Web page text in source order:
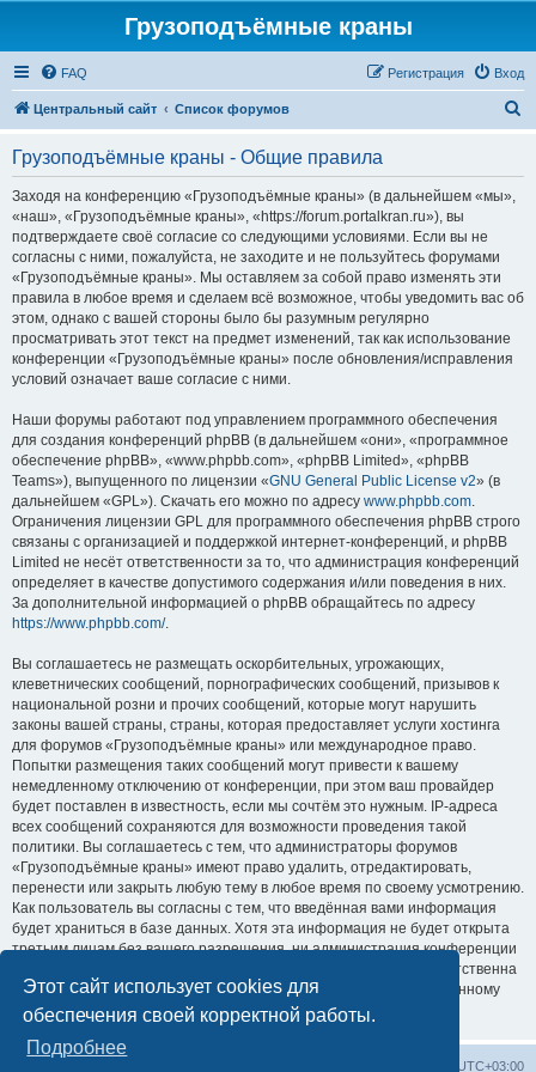
Этот сайт использует cookies для
обеспечения своей корректной работы.
Подробнее
Грузоподъёмные краны
FAQ Вход
Регистрация
Центральный сайт Список форумов
Грузоподъёмные краны - Общие правила
Заходя на конференцию «Грузоподъёмные краны» (в дальнейшем «мы»,
«наш», «Грузоподъёмные краны», «https://forum.portalkran.ru»), вы
подтверждаете своё согласие со следующими условиями. Если вы не
согласны с ними, пожалуйста, не заходите и не пользуйтесь форумами
«Грузоподъёмные краны». Мы оставляем за собой право изменять эти
правила в любое время и сделаем всё возможное, чтобы уведомить вас об
этом, однако с вашей стороны было бы разумным регулярно
просматривать этот текст на предмет изменений, так как использование
конференции «Грузоподъёмные краны» после обновления/исправления
условий означает ваше согласие с ними.
Наши форумы работают под управлением программного обеспечения
для создания конференций phpBB (в дальнейшем «они», «программное
обеспечение phpBB», «www.phpbb.com», «phpBB Limited», «phpBB
Teams»), выпущенного по лицензии «GNU General Public License v2» (в
дальнейшем «GPL»). Скачать его можно по адресу www.phpbb.com.
Ограничения лицензии GPL для программного обеспечения phpBB строго
связаны с организацией и поддержкой интернет-конференций, и phpBB
Limited не несёт ответственности за то, что администрация конференций
определяет в качестве допустимого содержания и/или поведения в них.
За дополнительной информацией о phpBB обращайтесь по адресу
https://www.phpbb.com/.
Вы соглашаетесь не размещать оскорбительных, угрожающих,
клеветнических сообщений, порнографических сообщений, призывов к
национальной розни и прочих сообщений, которые могут нарушить
законы вашей страны, страны, которая предоставляет услуги хостинга
для форумов «Грузоподъёмные краны» или международное право.
Попытки размещения таких сообщений могут привести к вашему
немедленному отключению от конференции, при этом ваш провайдер
будет поставлен в известность, если мы сочтём это нужным. IP-адреса
всех сообщений сохраняются для возможности проведения такой
политики. Вы соглашаетесь с тем, что администраторы форумов
«Грузоподъёмные краны» имеют право удалить, отредактировать,
перенести или закрыть любую тему в любое время по своему усмотрению.
Как пользователь вы согласны с тем, что введённая вами информация
будет храниться в базе данных. Хотя эта информация не будет открыта
третьим лицам без вашего разрешения, ни администрация конференции
«Грузоподъёмные краны», ни phpBB Limited не может быть ответственна
за действия хакеров, которые могут привести к несанкционированному
доступу к ней.
UTC+03:00